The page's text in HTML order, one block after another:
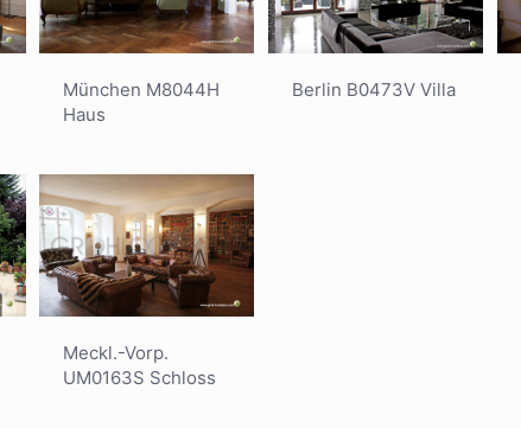
München M8044H
Haus
Berlin B0473V Villa
Meckl.-Vorp.
UM0163S Schloss